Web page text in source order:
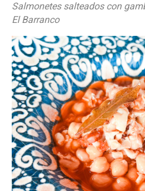
Salmonetes salteados con
El Barranco